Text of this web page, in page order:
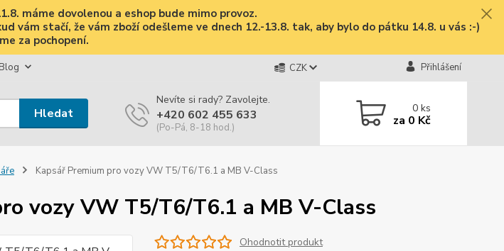
máme dovolenou a eshop bude mimo provoz.
vám stačí, že vám zboží odešleme ve dnech 12.-13.8. tak, aby bylo do pátku 14.8. u vás :-)
za pochopení.
Blog CZK Přihlášení
Hledat
Nevíte si rady? Zavolejte.
+420 602 455 633
(Po-Pá, 8-18 hod.)
0ks
za 0 Kč
Kapsář Premium pro vozy VW T5/T6/T6.1 a MB V-Class
vozy VW T5/T6/T6.1 a MB V-Class
Ohodnotit produkt